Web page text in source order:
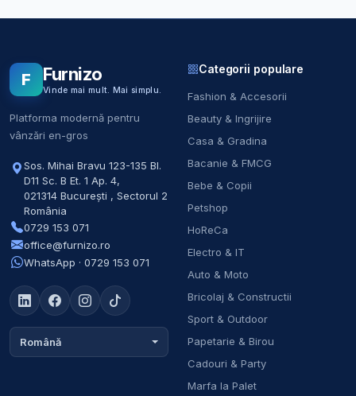
F Furnizo
Vinde mai mult. Mai simplu.
Platforma modernă pentru
vânzări en-gros
Sos. Mihai Bravu 123-135 Bl.
D11 Sc. B Et. 1 Ap. 4,
021314 București , Sectorul 2
România
0729 153 071
office@furnizo.ro
WhatsApp · 0729 153 071
Română
Categorii populare
Fashion & Accesorii
Beauty & Ingrijire
Casa & Gradina
Bacanie & FMCG
Bebe & Copii
Petshop
HoReCa
Electro & IT
Auto & Moto
Bricolaj & Constructii
Sport & Outdoor
Papetarie & Birou
Cadouri & Party
Marfa la Palet